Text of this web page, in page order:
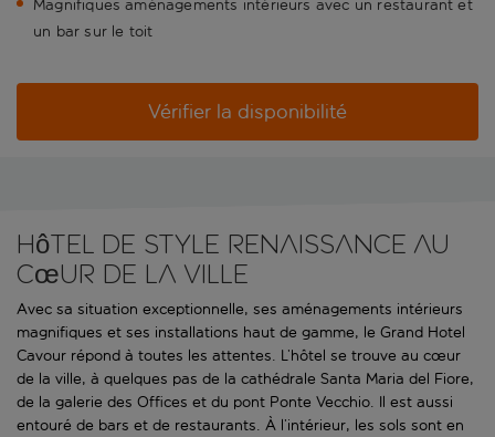
Magnifiques aménagements intérieurs avec un restaurant et
un bar sur le toit
Vérifier la disponibilité
Hôtel de style Renaissance au
cœur de la ville
Avec sa situation exceptionnelle, ses aménagements intérieurs
magnifiques et ses installations haut de gamme, le Grand Hotel
Cavour répond à toutes les attentes. L’hôtel se trouve au cœur
de la ville, à quelques pas de la cathédrale Santa Maria del Fiore,
de la galerie des Offices et du pont Ponte Vecchio. Il est aussi
entouré de bars et de restaurants. À l’intérieur, les sols sont en